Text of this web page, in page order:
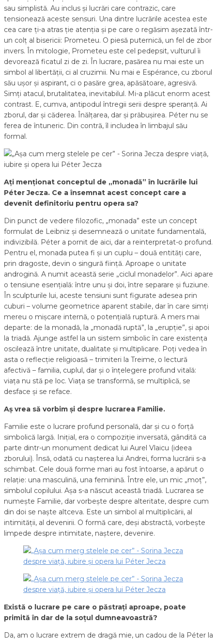
sau simplistă. Au inclus și lucrări care contrazic, care
tensionează aceste sensuri. Una dintre lucrările acestea este
cea care ți-a atras ție atenția și pe care o regăsim așezată într-
un colț al bisericii: Prometeu. O piesă puternică, un fel de zbor
invers. În mitologie, Prometeu este cel pedepsit, vulturul îi
devorează ficatul zi de zi. În lucrare, pasărea nu mai este un
simbol al libertății, ci al cruzimii. Nu mai e Espérance, cu zborul
său ușor și aspirant, ci o pasăre grea, apăsătoare, agresivă.
Simți atacul, brutalitatea, inevitabilul. Mi-a plăcut enorm acest
contrast. E, cumva, antipodul întregii serii despre speranță. Ai
zborul, dar și căderea. Înălțarea, dar și prăbușirea. Péter nu se
ferea de întuneric. Din contră, îl includea în limbajul său
formal.
Ați menționat conceptul de „monadă” în lucrările lui
Péter Jecza. Ce a însemnat acest concept care a
devenit definitoriu pentru opera sa?
Din punct de vedere filozofic, „monada” este un concept
formulat de Leibniz și desemnează o unitate fundamentală,
indivizibilă. Péter a pornit de aici, dar a reinterpretat-o profund.
Pentru el, monada putea fi și un cuplu – două entități care,
prin dragoste, devin o singură ființă. Aproape o unitate
androgină. A numit această serie „ciclul monadelor”. Aici apare
o tensiune esențială: între unu și doi, între separare și fuziune.
În sculpturile lui, aceste tensiuni sunt figurate adesea prin
cuburi – volume geometrice aparent stabile, dar în care simți
mereu o mișcare internă, o potențială ruptură. A mers mai
departe: de la monadă, la „monadă ruptă”, la „erupție”, și apoi
la triadă. Ajunge astfel la un sistem simbolic în care existența
oscilează între unitate, dualitate și multiplicare. Poți vedea în
asta o reflecție religioasă – trimiteri la Treime, o lectură
afectivă – familia, cuplul, dar și o înțelegere profund vitală:
viața nu stă pe loc. Viața se transformă, se multiplică, se
desface și se reface.
Aș vrea să vorbim și despre lucrarea Familie.
Familie este o lucrare profund personală, dar și cu o forță
simbolică largă. Inițial, era o compoziție inversată, gândită ca
parte dintr-un monument dedicat lui Aurel Vlaicu (ideea
zborului). Însă, odată cu nașterea lui Andrei, forma lucrării s-a
schimbat. Cele două forme mari au fost întoarse, a apărut o
relație: una masculină, una feminină. Între ele, un mic „moț”,
simbolul copilului. Așa s-a născut această triadă. Lucrarea se
numește Familie, dar vorbește despre alteritate, despre cum
din doi se naște altceva. Este un simbol al multiplicării, al
intimității, al devenirii. O formă care, deși abstractă, vorbește
limpede despre intimitate, naștere, devenire.
Există o lucrare pe care o păstrați aproape, poate
primită în dar de la soțul dumneavoastră?
Da, am o lucrare extrem de dragă mie, un cadou de la Péter la